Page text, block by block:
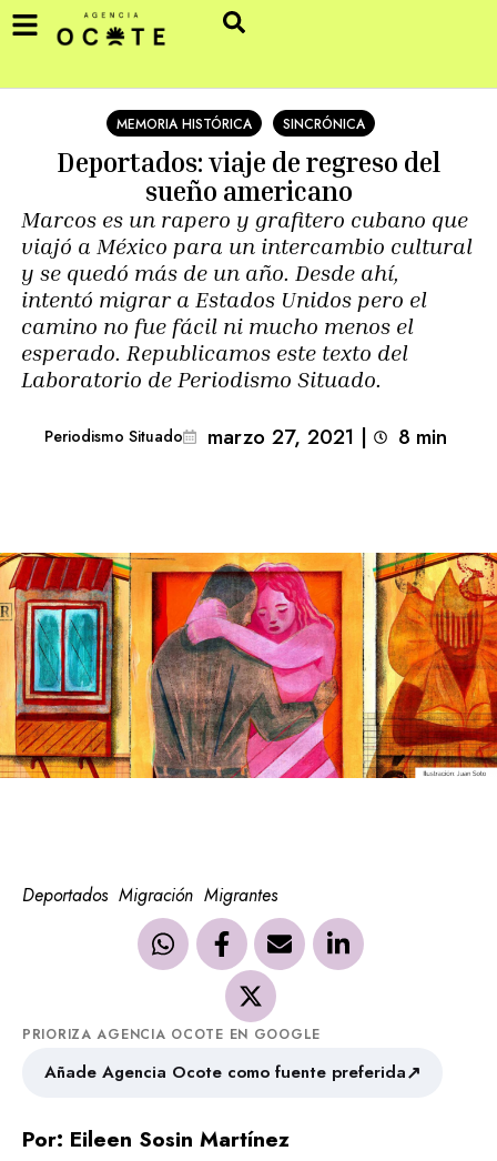
MEMORIA HISTÓRICA SINCRÓNICA
Deportados: viaje de regreso del
sueño americano
Marcos es un rapero y grafitero cubano que
viajó a México para un intercambio cultural
y se quedó más de un año. Desde ahí,
intentó migrar a Estados Unidos pero el
camino no fue fácil ni mucho menos el
esperado. Republicamos este texto del
Laboratorio de Periodismo Situado.
Periodismo Situado marzo 27, 2021 | 8 min
Deportados Migración Migrantes
PRIORIZA AGENCIA OCOTE EN GOOGLE
Añade Agencia Ocote como fuente preferida↗
Por: Eileen Sosin Martínez